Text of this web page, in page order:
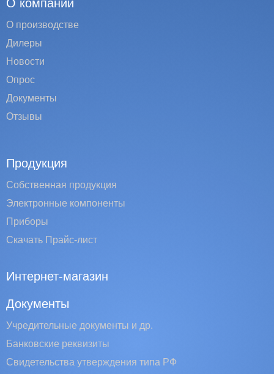
О компании
О производстве
Дилеры
Новости
Опрос
Документы
Отзывы
Продукция
Собственная продукция
Электронные компоненты
Приборы
Скачать Прайс-лист
Интернет-магазин
Документы
Учредительные документы и др.
Банковские реквизиты
Свидетельства утверждения типа РФ